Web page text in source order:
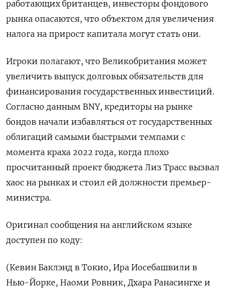
работающих британцев, инвесторы фондового
рынка опасаются, что объектом для увеличения
налога на прирост капитала могут стать они.
Игроки полагают, что Великобритания может
увеличить выпуск долговых обязательств для
финансирования государственных инвестиций.
Согласно данным BNY, кредиторы на рынке
бондов начали избавляться от государственных
облигаций самыми быстрыми темпами с
момента краха 2022 года, когда плохо
просчитанный проект бюджета Лиз Трасс вызвал
хаос на рынках и стоил ей должности премьер-
министра.
Оригинал сообщения на английском языке
доступен по коду:
(Кевин Баклэнд в Токио, Ира Иосебашвили в
Нью-Йорке, Наоми Ровник, Дхара Ранасингхе и